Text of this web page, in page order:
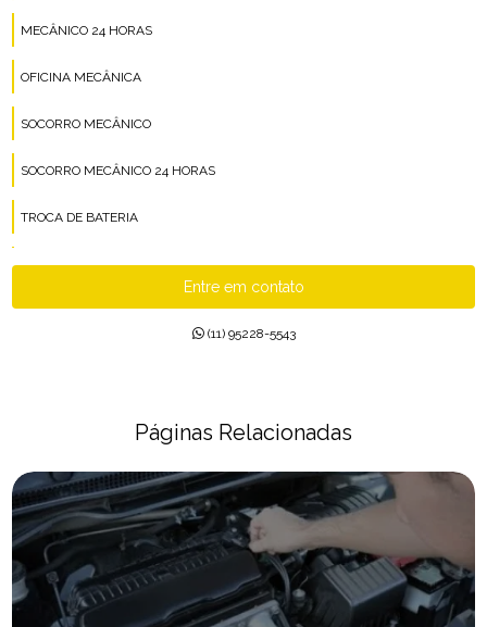
MECÂNICO 24 HORAS
OFICINA MECÂNICA
SOCORRO MECÂNICO
SOCORRO MECÂNICO 24 HORAS
TROCA DE BATERIA
TROCA DE BATERIA 24 HORAS
Entre em contato
(11) 95228-5543
Páginas Relacionadas